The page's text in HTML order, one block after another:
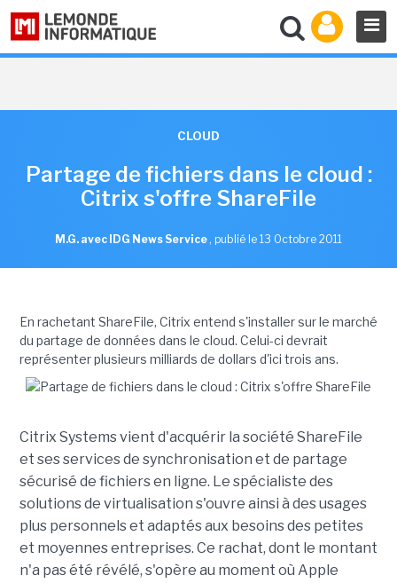
CLOUD
Partage de fichiers dans le cloud :
Citrix s'offre ShareFile
M.G. avec IDG News Service , publié le 13 Octobre 2011
En rachetant ShareFile, Citrix entend s'installer sur le marché
du partage de données dans le cloud. Celui-ci devrait
représenter plusieurs milliards de dollars d'ici trois ans.
Citrix Systems vient d'acquérir la société ShareFile
et ses services de synchronisation et de partage
sécurisé de fichiers en ligne. Le spécialiste des
solutions de virtualisation s'ouvre ainsi à des usages
plus personnels et adaptés aux besoins des petites
et moyennes entreprises. Ce rachat, dont le montant
n'a pas été révélé, s'opère au moment où Apple